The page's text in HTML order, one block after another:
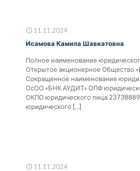
11.11.2024
Исамова Камила Шавкатовна
Полное наименование
Открытое акционерное Общество
Сокращенное наименование
ОсОО «БНК АУДИТ» ОПФ
ОКПО юридического лица
юридического […]
11.11.2024